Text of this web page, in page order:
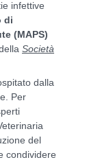
infettive
di
(MAPS)
Società
dalla
Per
del
condividere